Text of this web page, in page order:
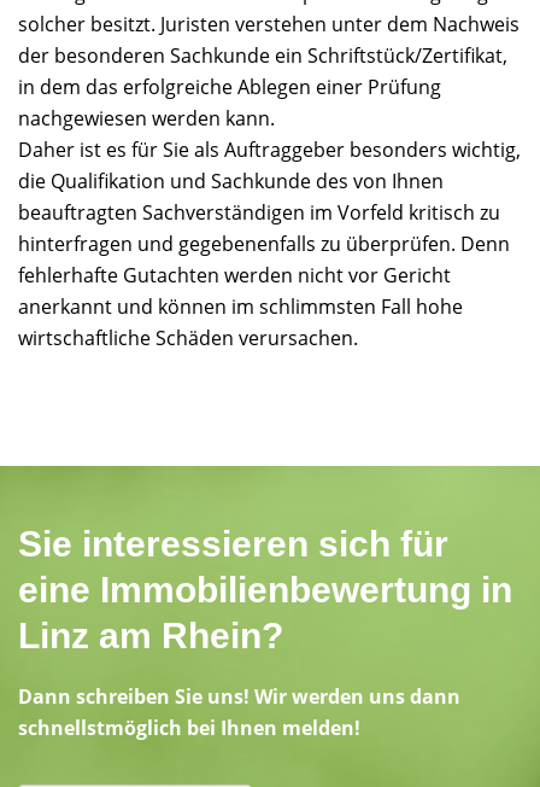
solcher besitzt. Juristen verstehen unter dem Nachweis
der besonderen Sachkunde ein Schriftstück/Zertifikat,
in dem das erfolgreiche Ablegen einer Prüfung
nachgewiesen werden kann.
Daher ist es für Sie als Auftraggeber besonders wichtig,
die Qualifikation und Sachkunde des von Ihnen
beauftragten Sachverständigen im Vorfeld kritisch zu
hinterfragen und gegebenenfalls zu überprüfen. Denn
fehlerhafte Gutachten werden nicht vor Gericht
anerkannt und können im schlimmsten Fall hohe
wirtschaftliche Schäden verursachen.
Sie interessieren sich für
eine Immobilienbewertung in
Linz am Rhein?
Dann schreiben Sie uns! Wir werden uns dann
schnellstmöglich bei Ihnen melden!